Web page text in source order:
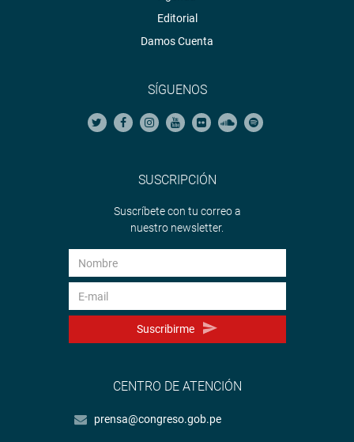
Editorial
Damos Cuenta
SÍGUENOS
SUSCRIPCIÓN
Suscríbete con tu correo a
nuestro newsletter.
Suscribirme
CENTRO DE ATENCIÓN
prensa@congreso.gob.pe